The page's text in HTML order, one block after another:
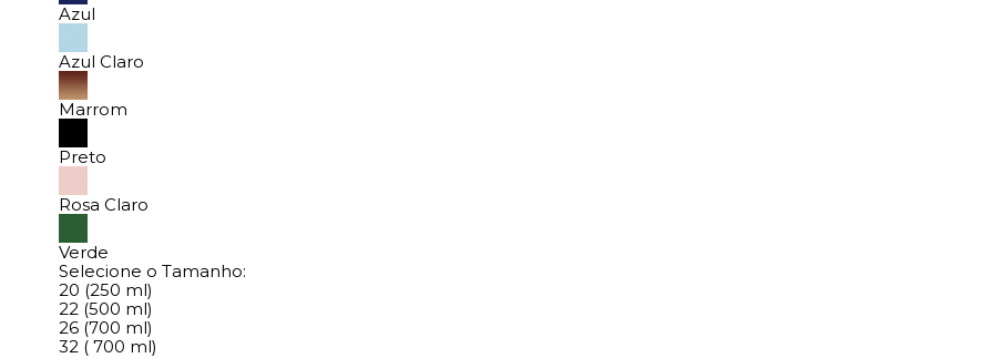
Azul
Azul Claro
Marrom
Preto
Rosa Claro
Verde
Selecione o Tamanho:
20 (250 ml)
22 (500 ml)
26 (700 ml)
32 ( 700 ml)